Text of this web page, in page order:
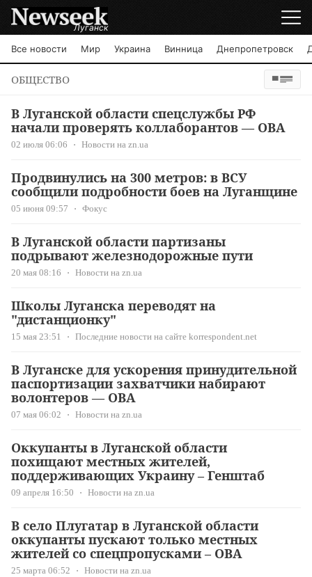
Луганск
Все новости Мир Украина Винница Днепропетровск
ОБЩЕСТВО
В Луганской области спецслужбы РФ
начали проверять коллаборантов — ОВА
02 июля 06:06 Новости на zn.ua
Продвинулись на 300 метров: в ВСУ
сообщили подробности боев на Луганщине
05 июня 09:57 Фокус
В Луганской области партизаны
подрывают железнодорожные пути
20 мая 08:16 Новости на zn.ua
Школы Луганска переводят на
"дистанционку"
15 мая 23:51 Последние новости на сайте korrespondent.net
В Луганске для ускорения принудительной
паспортизации захватчики набирают
волонтеров — ОВА
07 мая 06:02 Новости на zn.ua
Оккупанты в Луганской области
похищают местных жителей,
поддерживающих Украину – Генштаб
09 апреля 16:50 Новости на zn.ua
В село Плугатар в Луганской области
оккупанты пускают только местных
жителей со спецпропусками – ОВА
25 марта 06:52 Новости на zn.ua